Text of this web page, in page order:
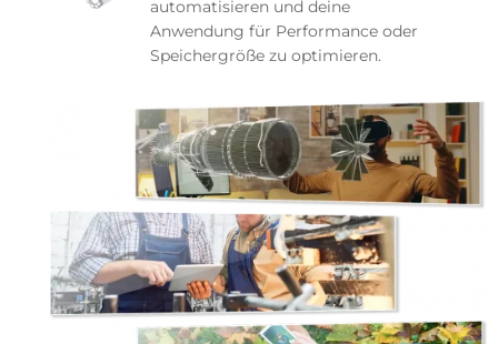
automatisieren und deine
Anwendung für Performance oder
Speichergröße zu optimieren.